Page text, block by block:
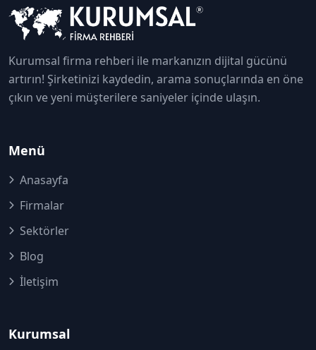
Kurumsal firma rehberi ile markanızın dijital gücünü
artırın! Şirketinizi kaydedin, arama sonuçlarında en öne
çıkın ve yeni müşterilere saniyeler içinde ulaşın.
Menü
Anasayfa
Firmalar
Sektörler
Blog
İletişim
Kurumsal